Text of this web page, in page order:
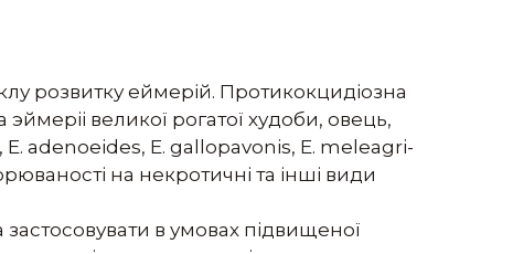
розвитку еймерій. Протикокцидіозна
великої рогатої худоби, овець,
Е. adenoeides, Е. gallopavonis, Е. meleagri-
на некротичні та інші види
в умовах підвищеної